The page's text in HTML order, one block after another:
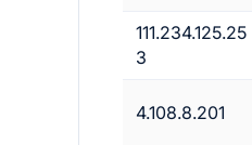
111.234.125.25
3
4.108.8.201